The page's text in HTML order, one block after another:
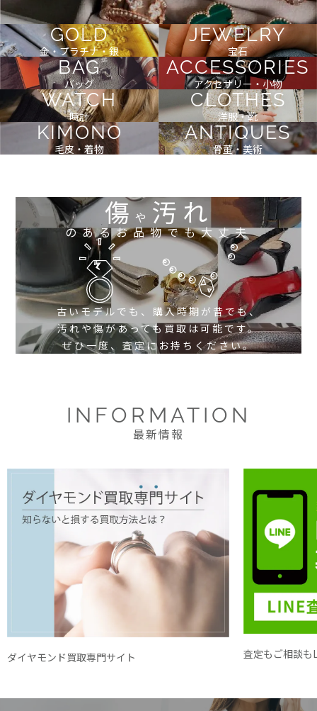
GOLD
金・プラチナ・銀
JEWELRY
宝石
BAG
バッグ
ACCESSORIES
アクセサリー・小物
WATCH
時計
CLOTHES
洋服・靴
KIMONO
毛皮・着物
ANTIQUES
骨董・美術
傷や 汚れ
のあるお品物でも大丈夫
古いモデルでも、購入時期が昔でも、
汚れや傷があっても買取は可能です。
ぜひ一度、査定にお持ちください。
INFORMATION
最新情報
ダイヤモンド買取専門サイト 査定もご相談も